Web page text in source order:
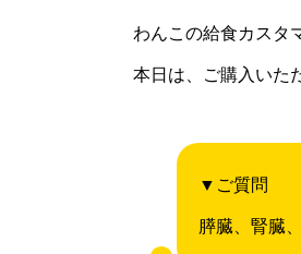
わんこの給食カスタ
本日は、ご購入いた
▼ご質問
膵臓、腎臓